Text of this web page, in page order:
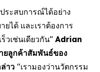
ระสบการณ์ได้อย่าง
ได้ และเราต้องการ
วเช่นเดียวกัน" Adrian
ยลูกค้าสัมพันธ์ของ
าว "เรามองว่านวัตกรรม